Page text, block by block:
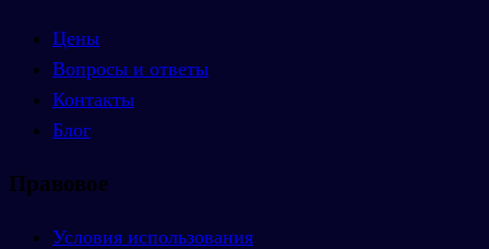
Цены
Вопросы и ответы
Контакты
Блог
Правовое
Условия использования